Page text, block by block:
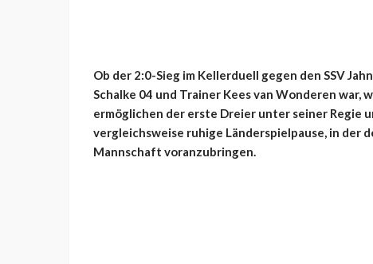
Ob der 2:0-Sieg im Kellerduell gegen den SSV
Schalke 04 und Trainer Kees van Wonderen war,
ermöglichen der erste Dreier unter seiner Regie
vergleichsweise ruhige Länderspielpause, in der
Mannschaft voranzubringen.